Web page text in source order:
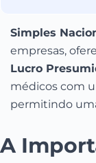
Simples
empresas,
Lucro
médicos com
permitindo
A